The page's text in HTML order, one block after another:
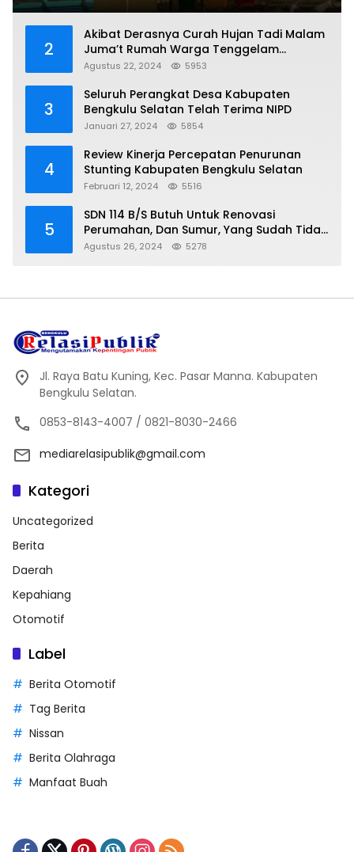
2
Akibat Derasnya Curah Hujan Tadi Malam
Juma’t Rumah Warga Tenggelam
Mencapai Dua Miter
Agustus 22, 2024 5953
3
Seluruh Perangkat Desa Kabupaten
Januari 27, 2024 5854
4
Review Kinerja Percepatan Penurunan
Februari 12, 2024 5516
5
SDN 114 B/S Butuh Untuk Renovasi
Perumahan, Dan Sumur, Yang Sudah Tidak
Layak Lagi Di Gunakan
Agustus 26, 2024 5278
Jl. Raya Batu Kuning, Kec. Pasar Manna. Kabupaten
Bengkulu Selatan.
0853-8143-4007 / 0821-8030-2466
mediarelasipublik@gmail.com
Kategori
Uncategorized
Berita
Daerah
Kepahiang
Otomotif
Label
Berita Otomotif
Tag Berita
Nissan
Berita Olahraga
Manfaat Buah